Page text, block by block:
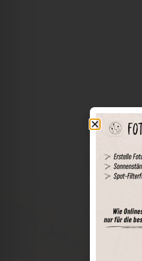
Die Welt der
Sonnenstände am Spot
Finde die besten
App für iOS und Android